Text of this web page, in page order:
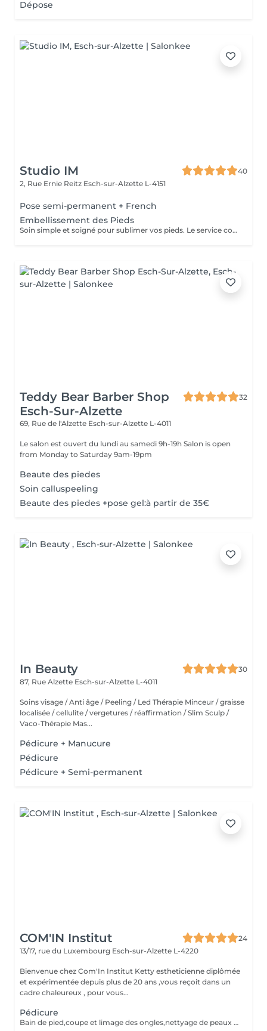
Dépose
Studio IM
40
2, Rue Ernie Reitz Esch-sur-Alzette L-4151
Pose semi-permanent + French
Embellissement des Pieds
Soin simple et soigné pour sublimer vos pieds. Le service comprend: - Mise en forme des ongles, - Travail des cuticules, Idéal pour des pieds soignés et élégants au quotidien.
Teddy Bear Barber Shop
Esch-Sur-Alzette
32
69, Rue de l'Alzette Esch-sur-Alzette L-4011
Le salon est ouvert du lundi au samedi 9h-19h Salon is open
from Monday to Saturday 9am-19pm
Beaute des piedes
Soin calluspeeling
Beaute des piedes +pose gel:à partir de 35€
In Beauty
30
87, Rue Alzette Esch-sur-Alzette L-4011
Soins visage / Anti âge / Peeling / Led Thérapie Minceur / graisse
localisée / cellulite / vergetures / réaffirmation / Slim Sculp /
Vaco-Thérapie Mas...
Pédicure + Manucure
Pédicure
Pédicure + Semi-permanent
COM'IN Institut
24
13/17, rue du Luxembourg Esch-sur-Alzette L-4220
Bienvenue chez Com'In Institut Ketty estheticienne diplômée
et expérimentée depuis plus de 20 ans ,vous reçoit dans un
cadre chaleureux , pour vous...
Pédicure
Bain de pied,coupe et limage des ongles,nettyage de peaux mortes Utilisation de la fraiseuse professionnelle Utilisation de limes jetables